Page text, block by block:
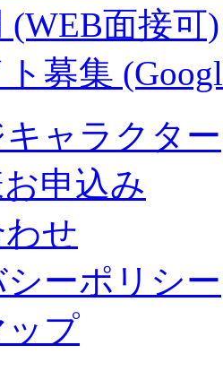
(WEB面接可)
募集
ャラクター
申込み
せ
ーポリシー
プ